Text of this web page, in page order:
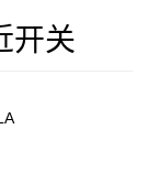
开关